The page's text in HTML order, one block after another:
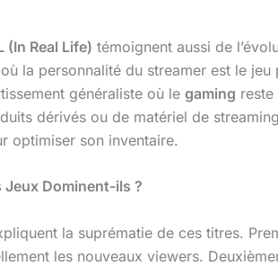
(In Real Life) témoignent aussi de
la personnalité du streamer est le
généraliste où le gaming
dérivés ou de matériel de
optimiser son inventaire.
Jeux Dominent-ils ?
la suprématie de ces titres.
les nouveaux viewers.